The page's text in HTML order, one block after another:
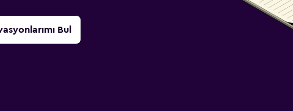
Bul